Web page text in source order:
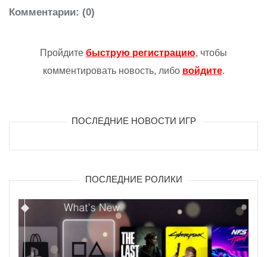
Комментарии: (0)
Пройдите быструю регистрацию, чтобы
комментировать новость, либо войдите.
ПОСЛЕДНИЕ НОВОСТИ ИГР
ПОСЛЕДНИЕ РОЛИКИ